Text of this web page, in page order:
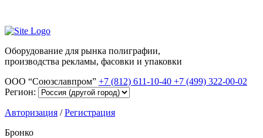
Оборудование для рынка полиграфии,
производства рекламы, фасовки и упаковки
ООО “Союзславпром” +7 (812) 611-10-40 +7 (499) 322-00-02
Регион:
Авторизация /Регистрация
Бронко